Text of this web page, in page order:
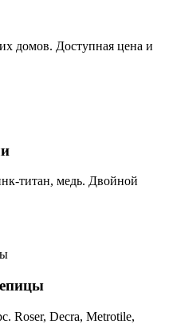
домов. Доступная цена и
титан, медь. Двойной
Roser, Decra, Metrotile,